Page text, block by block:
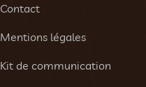
Contact
Mentions légales
Kit de communication